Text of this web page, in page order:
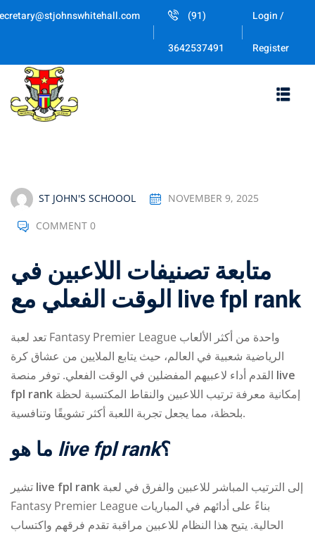
Skip
(91)
3642537491
Login /
Register
ST JOHN'S SCHOOOL NOVEMBER 9, 2025
COMMENT 0
متابعة تصنيفات اللاعبين في
الوقت الفعلي مع live fpl rank
تعد لعبة Fantasy Premier League واحدة من أكثر الألعاب
الرياضية شعبية في العالم، حيث يتابع الملايين من عشاق كرة
live
fpl rank
بلحظة، مما يجعل تجربة اللعبة أكثر تشويقًا وتنافسية.
live fpl rank؟
live fpl rank
Fantasy Premier League بناءً على أدائهم في المباريات
الحالية. يتيح هذا النظام للاعبين مراقبة تقدم فرقهم واكتساب